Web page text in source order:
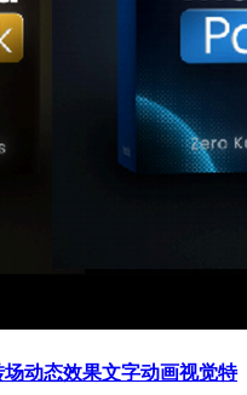
场动态效果文字动画视觉特